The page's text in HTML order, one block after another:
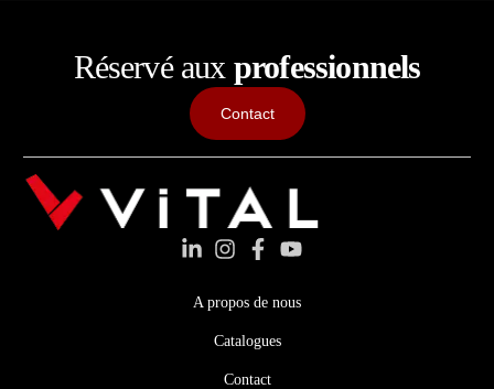
Réservé aux professionnels
Contact
A propos de nous
Catalogues
Contact